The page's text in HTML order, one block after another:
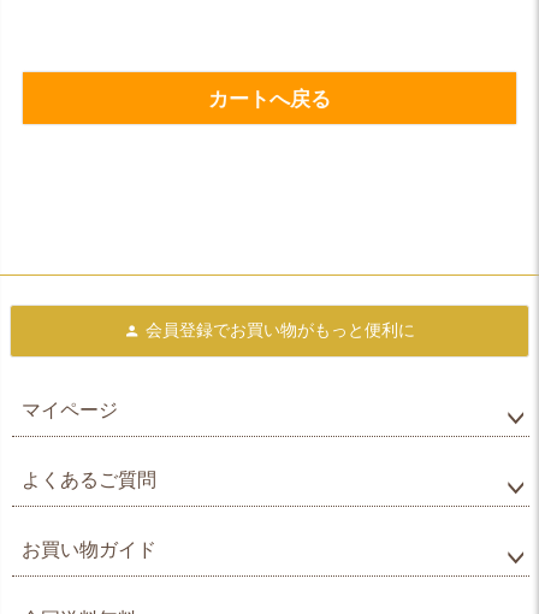
カートへ戻る
会員登録でお買い物がもっと便利に
マイページ
よくあるご質問
お買い物ガイド